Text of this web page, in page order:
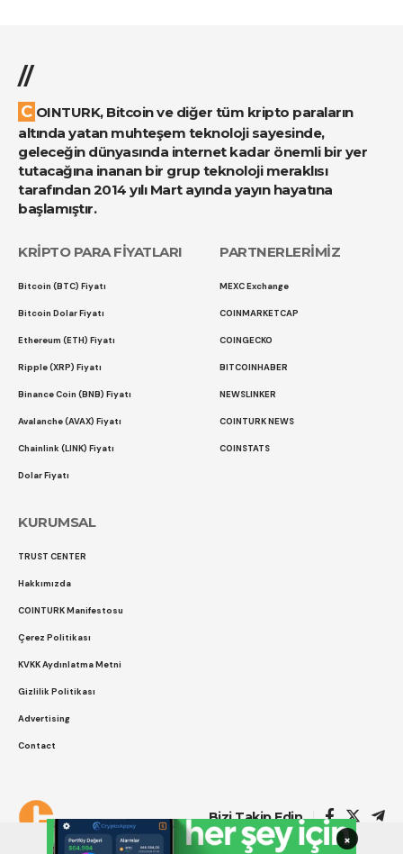
×
//
COINTURK, Bitcoin ve diğer tüm kripto paraların
altında yatan muhteşem teknoloji sayesinde,
geleceğin dünyasında internet kadar önemli bir yer
tutacağına inanan bir grup teknoloji meraklısı
tarafından 2014 yılı Mart ayında yayın hayatına
başlamıştır.
KRİPTO PARA FİYATLARI
Bitcoin (BTC) Fiyatı
Bitcoin Dolar Fiyatı
Ethereum (ETH) Fiyatı
Ripple (XRP) Fiyatı
Binance Coin (BNB) Fiyatı
Avalanche (AVAX) Fiyatı
Chainlink (LINK) Fiyatı
Dolar Fiyatı
PARTNERLERİMİZ
MEXC Exchange
COINMARKETCAP
COINGECKO
BITCOINHABER
NEWSLINKER
COINTURK NEWS
COINSTATS
KURUMSAL
TRUST CENTER
Hakkımızda
COINTURK Manifestosu
Çerez Politikası
KVKK Aydınlatma Metni
Gizlilik Politikası
Advertising
Contact
Bizi Takip Edin
Çerez Politikası Gizlilik Politikası